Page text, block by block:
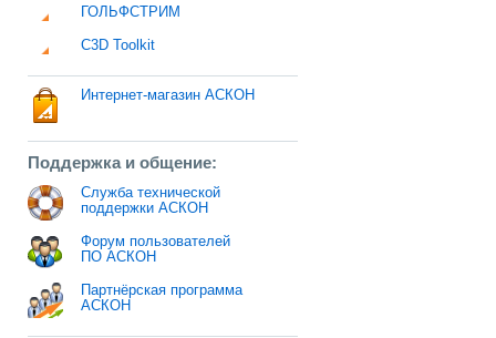
ГОЛЬФСТРИМ
C3D Toolkit
Интернет-магазин АСКОН
Поддержка и общение:
Служба технической
поддержки АСКОН
Форум пользователей
ПО АСКОН
Партнёрская программа
АСКОН